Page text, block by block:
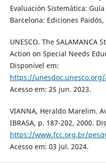
Evaluación Sistemática:
Barcelona: Ediciones Paidós,
UNESCO. The
Action on Special Needs
Disponível em:
https://
Acesso em: 25 jun. 2023.
VIANNA, Heraldo Marelim.
IBRASA, p. 187-202, 2000.
https://www.fcc.org.br/
Acesso em: 03 jul. 2024.